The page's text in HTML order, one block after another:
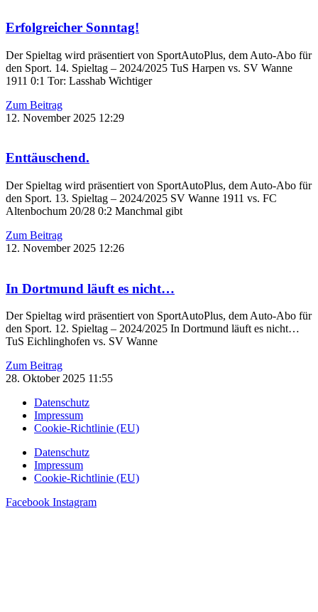
Erfolgreicher Sonntag!
Der Spieltag wird präsentiert von SportAutoPlus, dem Auto-Abo für
den Sport. 14. Spieltag – 2024/2025 TuS Harpen vs. SV Wanne
1911 0:1 Tor: Lasshab Wichtiger
Zum Beitrag
12. November 2025 12:29
Enttäuschend.
Der Spieltag wird präsentiert von SportAutoPlus, dem Auto-Abo für
den Sport. 13. Spieltag – 2024/2025 SV Wanne 1911 vs. FC
Altenbochum 20/28 0:2 Manchmal gibt
Zum Beitrag
12. November 2025 12:26
In Dortmund läuft es nicht…
Der Spieltag wird präsentiert von SportAutoPlus, dem Auto-Abo für
den Sport. 12. Spieltag – 2024/2025 In Dortmund läuft es nicht…
TuS Eichlinghofen vs. SV Wanne
Zum Beitrag
28. Oktober 2025 11:55
Datenschutz
Impressum
Cookie-Richtlinie (EU)
Datenschutz
Impressum
Cookie-Richtlinie (EU)
Facebook Instagram